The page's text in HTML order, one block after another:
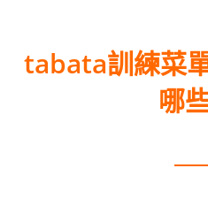
tabata訓練菜
哪